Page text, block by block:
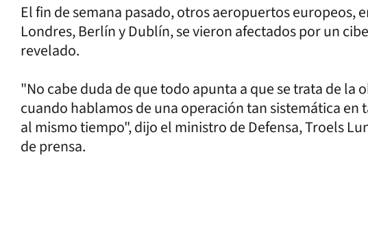
El fin de semana pasado, otros aeropuertos europeos,
Londres, Berlín y Dublín, se vieron afectados por un
revelado.
"No cabe duda de que todo apunta a que se trata de la
cuando hablamos de una operación tan sistemática en
al mismo tiempo", dijo el ministro de Defensa, Troels
de prensa.